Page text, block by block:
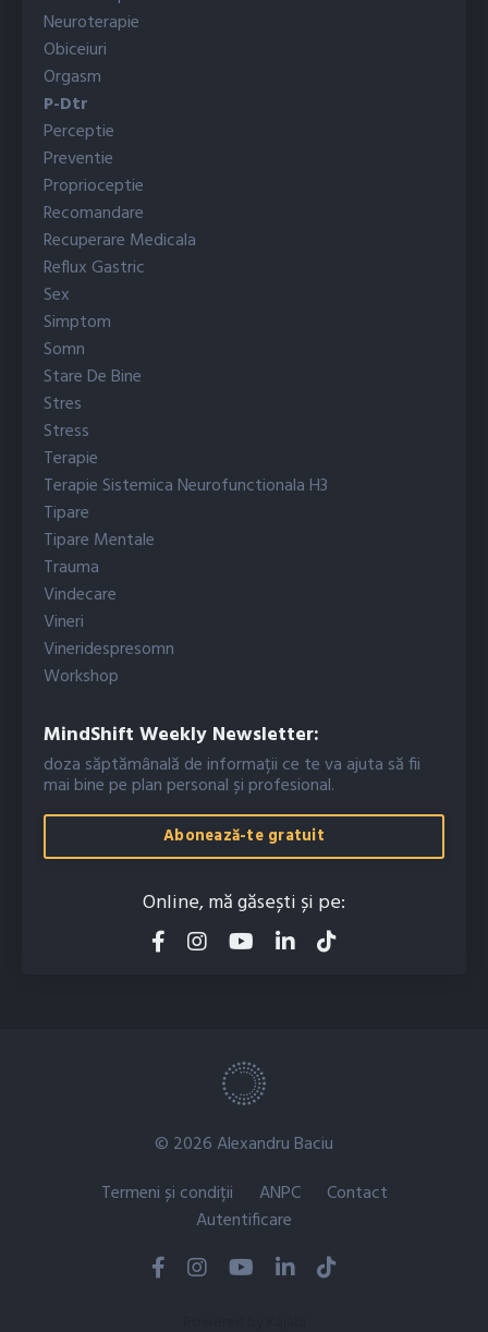
Neuroterapie
Obiceiuri
Orgasm
P-Dtr
Perceptie
Preventie
Proprioceptie
Recomandare
Recuperare Medicala
Reflux Gastric
Sex
Simptom
Somn
Stare De Bine
Stres
Stress
Terapie
Terapie Sistemica Neurofunctionala H3
Tipare
Tipare Mentale
Trauma
Vindecare
Vineri
Vineridespresomn
Workshop
MindShift Weekly Newsletter:
doza săptămânală de informații ce te va ajuta să fii
mai bine pe plan personal și profesional.
Abonează-te gratuit
Online, mă găsești și pe:
© 2026 Alexandru Baciu
Termeni și condiții
ANPC
Contact
Autentificare